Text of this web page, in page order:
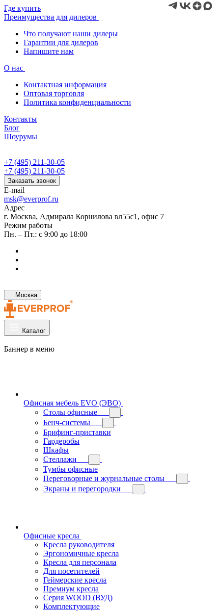
Где купить
Преимущества для дилеров
Что получают наши дилеры
Гарантии для дилеров
Напишите нам
О нас
Контактная информация
Оптовая торговля
Политика конфиденциальности
Контакты
Блог
Шоурумы
+7 (495) 211-30-05
+7 (495) 211-30-05
Заказать звонок
E-mail
msk@everprof.ru
Адрес
г. Москва, Адмирала Корнилова вл55с1, офис 7
Режим работы
Пн. – Пт.: с 9:00 до 18:00
Москва
Каталог
Баннер в меню
Офисная мебель EVO (ЭВО)
Cтолы офисные
Бенч-системы
Брифинг-приставки
Гардеробы
Шкафы
Стеллажи
Тумбы офисные
Переговорные и журнальные столы
Экраны и перегородки
Офисные кресла
Кресла руководителя
Эргономичные кресла
Кресла для персонала
Для посетителей
Геймерские кресла
Премиум кресла
Серия WOOD (ВУД)
Комплектующие